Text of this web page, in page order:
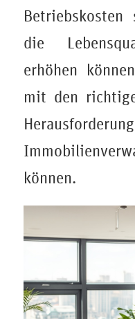
Betriebskosten
die
erhöhen
mit den
können.